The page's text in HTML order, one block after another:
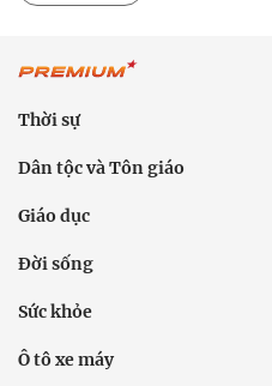
Thời sự
Dân tộc và Tôn giáo
Giáo dục
Đời sống
Sức khỏe
Ô tô xe máy